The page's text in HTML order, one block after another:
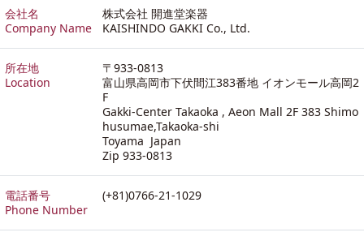
会社名
Company Name
株式会社 開進堂楽器
KAISHINDO GAKKI Co., Ltd.
所在地
Location
〒933-0813
富山県高岡市下伏間江383番地 イオンモール高岡2
F
Gakki-Center Takaoka , Aeon Mall 2F 383 Shimo
husumae,Takaoka-shi
Toyama Japan
Zip 933-0813
電話番号
Phone Number
(+81)0766-21-1029